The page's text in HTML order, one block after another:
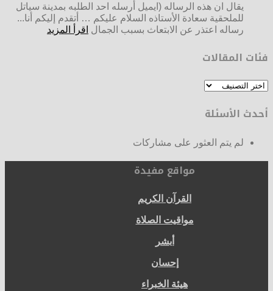
يقال ان هذه الرساله (ايميل أرسله احد الطلبه بمدينة سياتل
للملحقية سعادة الأستاذه السلام عليكم … أتقدم إليكم أنا...
رساله اعتذر عن الابتعاث بسبب الجمال اقرأ المزيد
فئات المقالات
فئات
أحدث الأسئلة
لم يتم العثور على مشاركات
مواقع مفيدة
القرآن الكريم
مواقيت الصلاة
أبشر
إحسان
هيئة الخبراء